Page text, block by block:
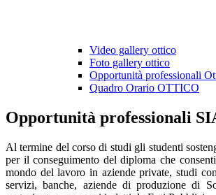
Video gallery ottico
Foto gallery ottico
Opportunità professionali
Quadro Orario OTTICO
Opportunità professionali
Al termine del corso di studi gli studenti
per il conseguimento del diploma che
mondo del lavoro in aziende private, studi
servizi, banche, aziende di produzione di